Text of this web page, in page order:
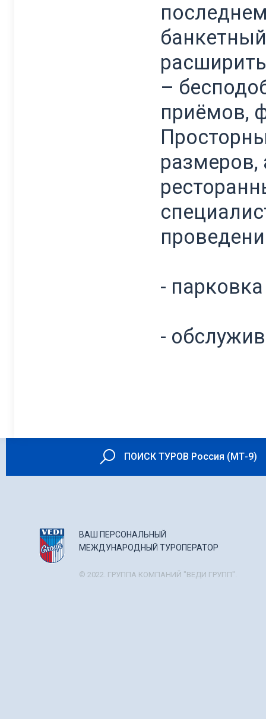
–
приёмов,
-
-
ПОИСК ТУРОВ Россия (МТ-9)
ВАШ ПЕРСОНАЛЬНЫЙ
МЕЖДУНАРОДНЫЙ ТУРОПЕРАТОР
© 2022. ГРУППА КОМПАНИЙ "ВЕДИ ГРУПП".